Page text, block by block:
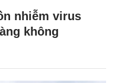
nhiễm virus
không